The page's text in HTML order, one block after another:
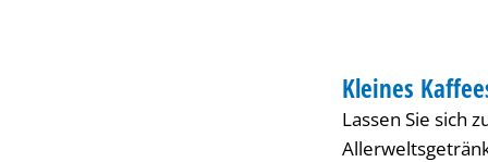
KATEGORIE:
Kleines
Lassen Sie sich